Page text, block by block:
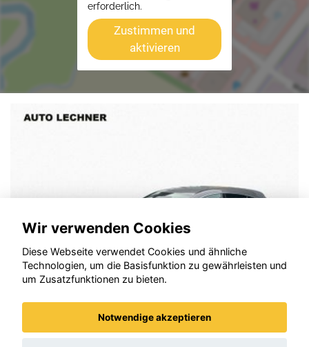
erforderlich.
Zustimmen und
aktivieren
Mercedes-Benz CLA Shooting
Wir verwenden Cookies
Diese Webseite verwendet Cookies und ähnliche
Technologien, um die Basisfunktion zu gewährleisten und
um Zusatzfunktionen zu bieten.
Notwendige akzeptieren